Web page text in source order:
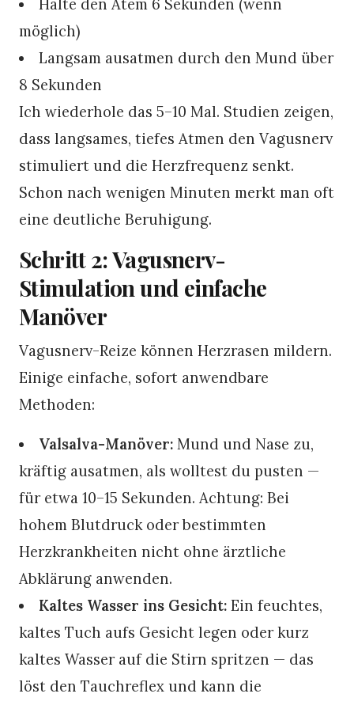
möglich)
Langsam ausatmen durch den Mund über
8 Sekunden
Ich wiederhole das 5–10 Mal. Studien zeigen,
dass langsames, tiefes Atmen den Vagusnerv
stimuliert und die Herzfrequenz senkt.
Schon nach wenigen Minuten merkt man oft
eine deutliche Beruhigung.
Schritt 2: Vagusnerv-
Stimulation und einfache
Manöver
Vagusnerv-Reize können Herzrasen mildern.
Einige einfache, sofort anwendbare
Methoden:
Valsalva-Manöver: Mund und Nase zu,
kräftig ausatmen, als wolltest du pusten —
für etwa 10–15 Sekunden. Achtung: Bei
hohem Blutdruck oder bestimmten
Herzkrankheiten nicht ohne ärztliche
Abklärung anwenden.
Kaltes Wasser ins Gesicht: Ein feuchtes,
kaltes Tuch aufs Gesicht legen oder kurz
kaltes Wasser auf die Stirn spritzen — das
löst den Tauchreflex und kann die